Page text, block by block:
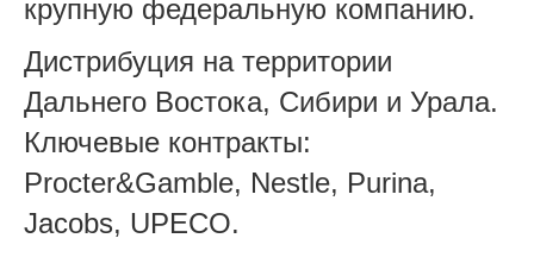
крупную федеральную компанию.
Дистрибуция на территории
Дальнего Востока, Сибири и Урала.
Ключевые контракты:
Procter&Gamble, Nestle, Purina,
Jacobs, UPECO.